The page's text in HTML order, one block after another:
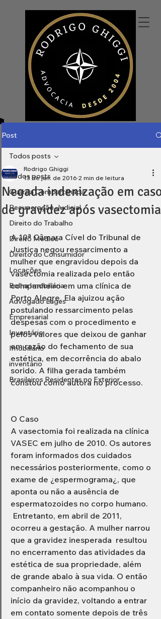
Post
Todos posts
Guarda Compartilhada
Recuperação Judicial
Direito do Trabalho
Direito Médico
Direito do Consumidor
Locações
Bolha Imobiliária
Advogado Lages
Empresarial
Inventário
Imobiliário
inventário
Brasileiros Residentes no Exterior
Todos posts
Negada indenização em caso
de gravidez após vasectomia
Rodrigo Ghiggi
13 de jan. de 2016 2 min de leitura
A 10ª Câmara Cível do Tribunal de
Justiça negou ressarcimento a
mulher que engravidou depois da
vasectomia realizada pelo então
companheiro em uma clínica de
Porto Alegre. Ela ajuizou ação
postulando ressarcimento pelas
despesas com o procedimento e
pelos valores que deixou de ganhar
em razão do fechamento de sua
estética, em decorrência do abalo
sorido. A filha gerada também
constou como autora no processo.
O Caso
A vasectomia foi realizada na clínica
VASEC em julho de 2010. Os autores
foram informados dos cuidados
necessários posteriormente, como o
exame de ¿espermograma¿, que
aponta ou não a ausência de
espermatozoides no corpo humano.
ocorreu a gestação. A mulher narrou
que a gravidez inesperada  resultou
no encerramento das atividades da
estética de sua propriedade, além
de grande abalo à sua vida. O então
companheiro não acompanhou o
início da gravidez, voltando a entrar
em contato somente depois de três